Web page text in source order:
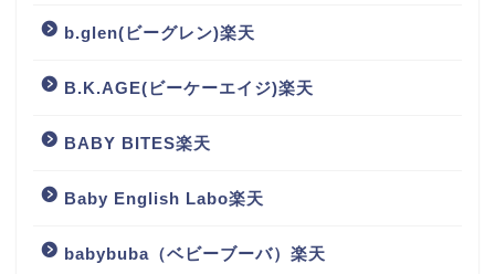
b.glen(ビーグレン)楽天
B.K.AGE(ビーケーエイジ)楽天
BABY BITES楽天
Baby English Labo楽天
babybuba（ベビーブーバ）楽天